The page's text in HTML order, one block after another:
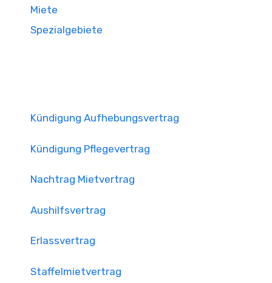
Miete
Spezialgebiete
Kündigung Aufhebungsvertrag
Kündigung Pflegevertrag
Nachtrag Mietvertrag
Aushilfsvertrag
Erlassvertrag
Staffelmietvertrag